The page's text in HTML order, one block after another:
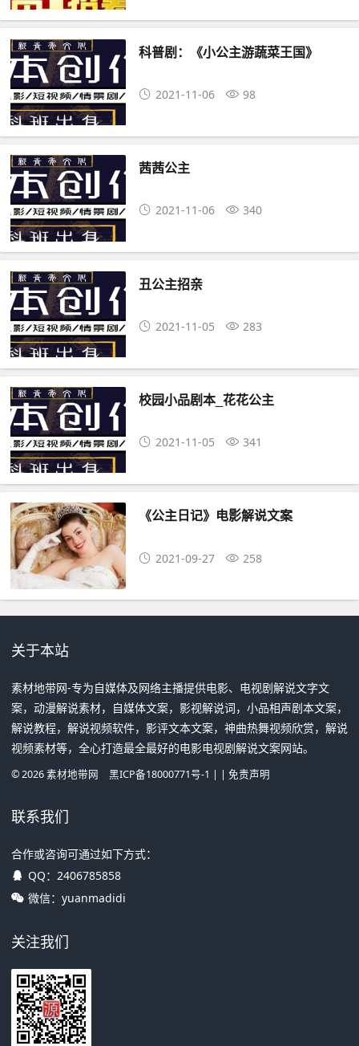
科普剧：《小公主游蔬菜王国》
2021-11-06 98
茜茜公主
2021-11-06 340
丑公主招亲
2021-11-05 283
校园小品剧本_花花公主
2021-11-05 341
《公主日记》电影解说文案
2021-09-27 258
关于本站
素材地带网-专为自媒体及网络主播提供电影、电视剧解说文字文
案，动漫解说素材，自媒体文案，影视解说词，小品相声剧本文案，
解说教程，解说视频软件，影评文本文案，神曲热舞视频欣赏，解说
视频素材等，全心打造最全最好的电影电视剧解说文案网站。
©2026素材地带网 黑ICP备18000771号-1 | | 免责声明
联系我们
合作或咨询可通过如下方式：
QQ： 2406785858
微信：yuanmadidi
关注我们